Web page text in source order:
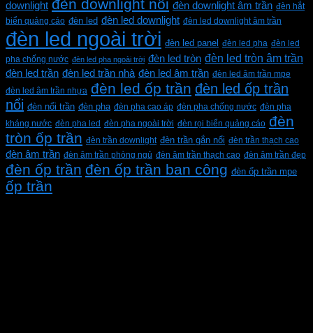
downlight đèn downlight nổi đèn downlight âm trần đèn hắt
biển quảng cáo đèn led đèn led downlight đèn led downlight âm trần
đèn led ngoài trời đèn led panel đèn led pha đèn led
pha chống nước đèn led pha ngoài trời đèn led tròn đèn led tròn âm trần
đèn led trần đèn led trần nhà đèn led âm trần đèn led âm trần mpe
đèn led âm trần nhựa đèn led ốp trần đèn led ốp trần
nổi đèn nổi trần đèn pha đèn pha cao áp đèn pha chống nước đèn pha
kháng nước đèn pha led đèn pha ngoài trời đèn rọi biển quảng cáo đèn
tròn ốp trần đèn trần downlight đèn trần gắn nổi đèn trần thạch cao
đèn âm trần đèn âm trần phòng ngủ đèn âm trần thạch cao đèn âm trần đẹp
đèn ốp trần đèn ốp trần ban công đèn ốp trần mpe
ốp trần